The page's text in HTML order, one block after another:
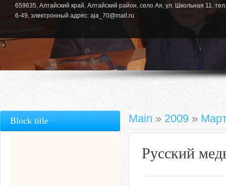
659635, Алтайский край, Алтайский район, село Ая, ул. Школьная 11.
6-49, электронный адрес: aja_70@mail.ru
Main » 2009 »
Русский
Block title